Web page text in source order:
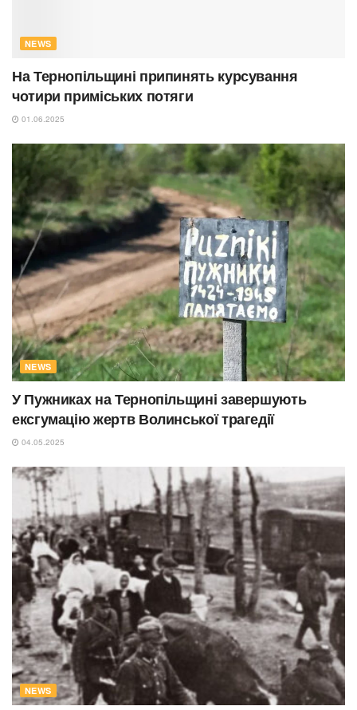
NEWS
На Тернопільщині припинять курсування
чотири приміських потяги
01.06.2025
NEWS
У Пужниках на Тернопільщині завершують
ексгумацію жертв Волинської трагедії
04.05.2025
NEWS